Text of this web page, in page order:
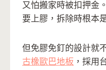
又怕搬家時被扣押金
要上膠，拆除時根本
但免膠免釘的設計就
古橡歐巴地板 ，採用